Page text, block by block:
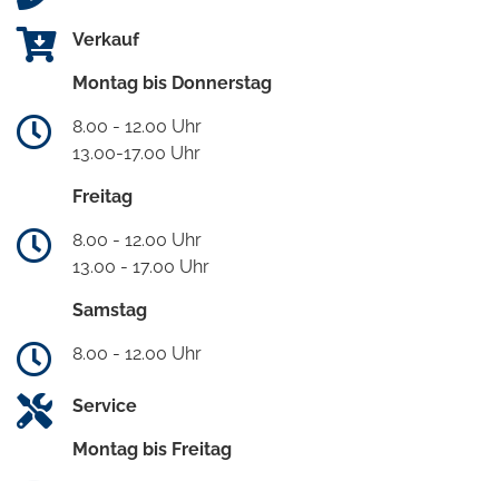
Verkauf
Montag bis Donnerstag
8.00 - 12.00 Uhr
13.00-17.00 Uhr
Freitag
8.00 - 12.00 Uhr
13.00 - 17.00 Uhr
Samstag
8.00 - 12.00 Uhr
Service
Montag bis Freitag